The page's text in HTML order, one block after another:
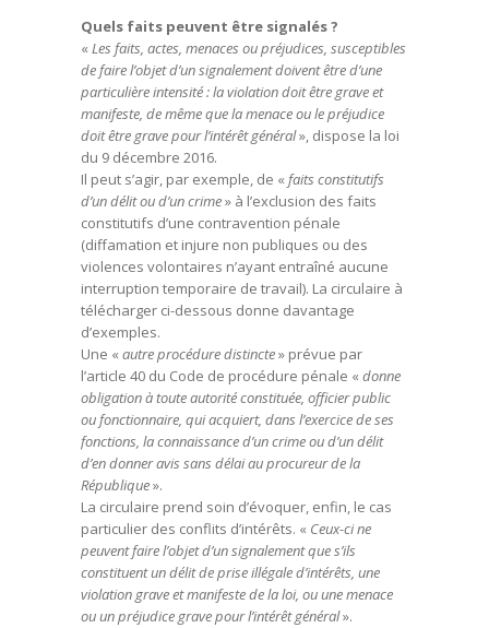
Quels faits peuvent être signalés ?
« Les faits, actes, menaces ou préjudices, susceptibles
de faire l’objet d’un signalement doivent être d’une
particulière intensité : la violation doit être grave et
manifeste, de même que la menace ou le préjudice
doit être grave pour l’intérêt général», dispose la loi
du 9 décembre 2016.
Il peut s’agir, par exemple, de « faits constitutifs
d’un délit ou d’un crime» à l’exclusion des faits
constitutifs d’une contravention pénale
(diffamation et injure non publiques ou des
violences volontaires n’ayant entraîné aucune
interruption temporaire de travail). La circulaire à
télécharger ci-dessous donne davantage
d’exemples.
Une « autre procédure distincte» prévue par
l’article 40 du Code de procédure pénale « donne
obligation à toute autorité constituée, officier public
ou fonctionnaire, qui acquiert, dans l’exercice de ses
fonctions, la connaissance d’un crime ou d’un délit
d’en donner avis sans délai au procureur de la
République».
La circulaire prend soin d’évoquer, enfin, le cas
particulier des conflits d’intérêts. « Ceux-ci ne
peuvent faire l’objet d’un signalement que s’ils
constituent un délit de prise illégale d’intérêts, une
violation grave et manifeste de la loi, ou une menace
ou un préjudice grave pour l’intérêt général».